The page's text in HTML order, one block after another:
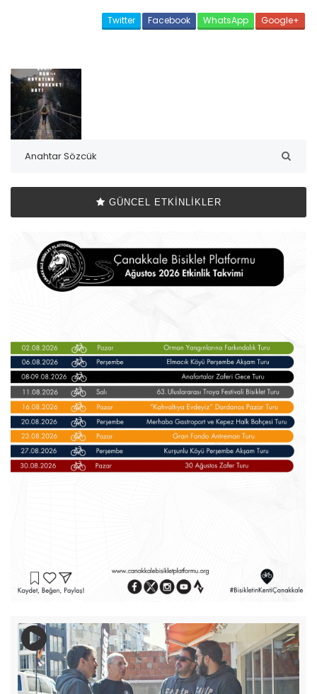
Twitter Facebook WhatsApp Google+
GÜNCEL ETKINLIKLER